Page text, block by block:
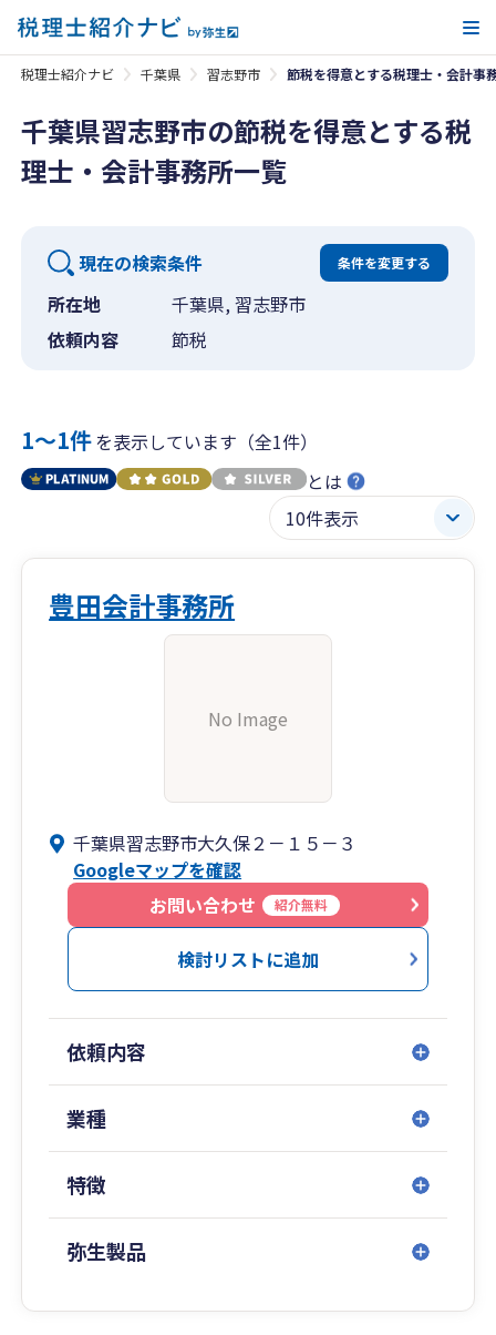
税理士紹介ナビ 千葉県 習志野市 節税を得意とする税理士・会計事
千葉県習志野市の節税を得意とする税
理士・会計事務所一覧
現在の検索条件 条件を変更する
所在地
千葉県, 習志野市
依頼内容
節税
1〜1件を表示しています（全1件）
とは
豊田会計事務所
No Image
千葉県習志野市大久保２－１５－３
Googleマップを確認
お問い合わせ
紹介無料
検討リストに追加
依頼内容
業種
特徴
弥生製品